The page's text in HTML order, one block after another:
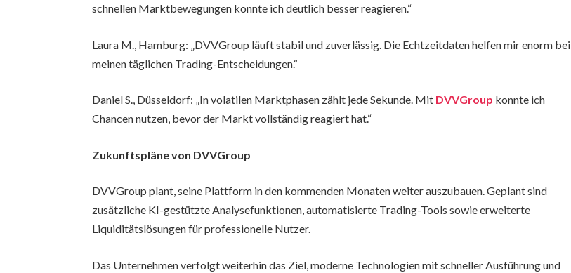
schnellen Marktbewegungen konnte ich deutlich besser reagieren.“
Laura M., Hamburg: „DVVGroup läuft stabil und zuverlässig. Die Echtzeitdaten helfen mir enorm bei
meinen täglichen Trading-Entscheidungen.“
Daniel S., Düsseldorf: „In volatilen Marktphasen zählt jede Sekunde. Mit DVVGroup konnte ich
Chancen nutzen, bevor der Markt vollständig reagiert hat.“
Zukunftspläne von DVVGroup
DVVGroup plant, seine Plattform in den kommenden Monaten weiter auszubauen. Geplant sind
zusätzliche KI-gestützte Analysefunktionen, automatisierte Trading-Tools sowie erweiterte
Liquiditätslösungen für professionelle Nutzer.
Das Unternehmen verfolgt weiterhin das Ziel, moderne Technologien mit schneller Ausführung und